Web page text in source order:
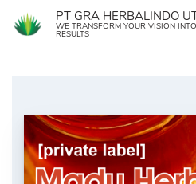
PT GRA HERBALINDO
WE TRANSFORM YOUR VISION
RESULTS